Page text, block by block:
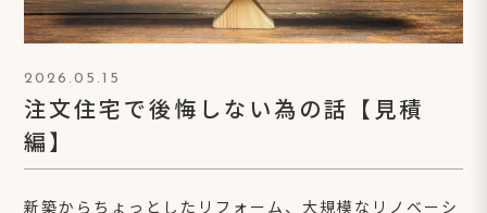
2026.05.15
注文住宅で後悔しない為の話【見積
編】
新築からちょっとしたリフォーム、大規模なリノベーシ